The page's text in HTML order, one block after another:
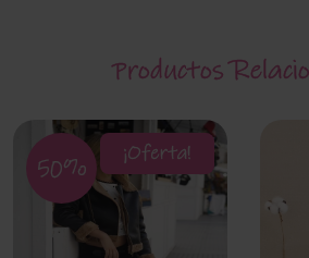
Productos
¡Oferta!
50%